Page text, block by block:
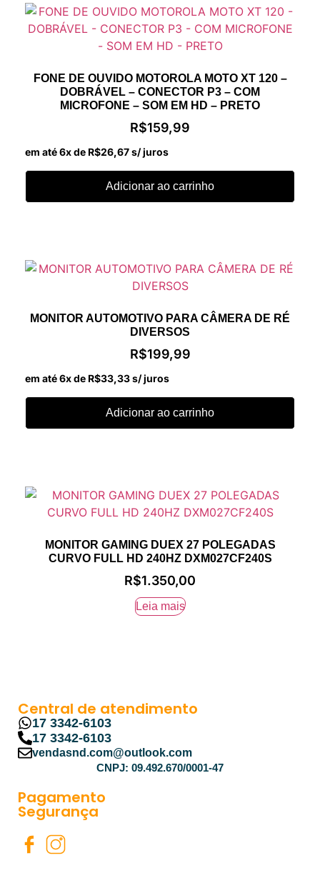
FONE DE OUVIDO MOTOROLA MOTO XT 120 –
DOBRÁVEL – CONECTOR P3 – COM
MICROFONE – SOM EM HD – PRETO
R$159,99
em até 6x de R$26,67s/ juros
Adicionar ao carrinho
MONITOR AUTOMOTIVO PARA CÂMERA DE RÉ
DIVERSOS
R$199,99
em até 6x de R$33,33s/ juros
Adicionar ao carrinho
MONITOR GAMING DUEX 27 POLEGADAS
CURVO FULL HD 240HZ DXM027CF240S
R$1.350,00
Leia mais
Central de atendimento
17 3342-6103
17 3342-6103
vendasnd.com@outlook.com
CNPJ: 09.492.670/0001-47
Pagamento
Segurança